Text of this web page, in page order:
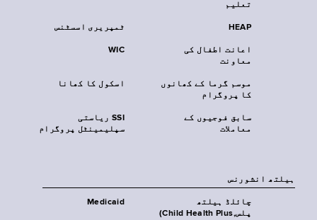
تعلیم
ٹمپریری اسسٹنس HEAP
WIC
اعانت اطفال کی
معاونت
اسکول کا کھانا
موسم گرما کے کھانوں
کا پروگرام
SSI ریاستی
سپلیمینٹل پروگرام
سابق فوجیوں کے
معاملات
‏ہیلتھ انشورنس
Medicaid
چائلڈ ہیلتھ
پلس‎(Child Health Plus,